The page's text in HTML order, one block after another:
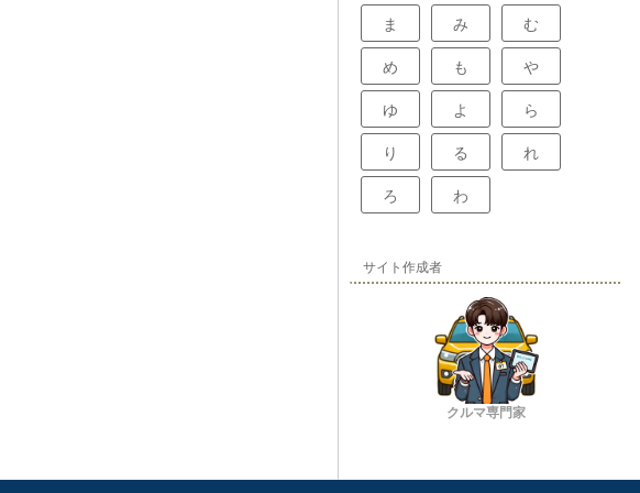
ま み む
め も や
ゆ よ ら
り る れ
ろ わ
サイト作成者
クルマ専門家